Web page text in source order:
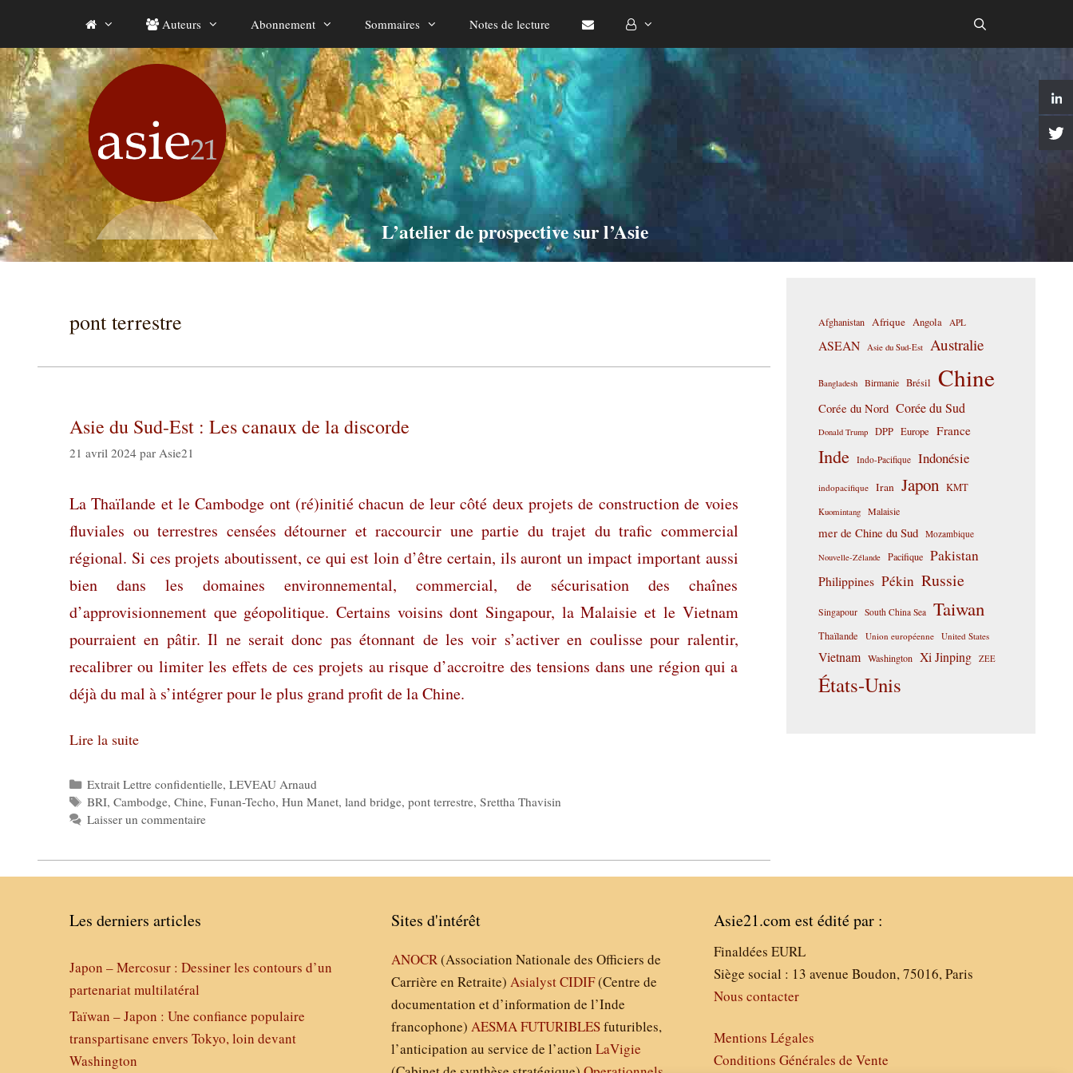
contenu
Auteurs Abonnement Sommaires Notes de lecture
L’atelier de prospective sur l’Asie
pont terrestre
Asie du Sud-Est : Les canaux de la discorde
21 avril 2024 par Asie21
La Thaïlande et le Cambodge ont (ré)initié chacun de leur côté deux projets de construction de voies
fluviales ou terrestres censées détourner et raccourcir une partie du trajet du trafic commercial
régional. Si ces projets aboutissent, ce qui est loin d’être certain, ils auront un impact important aussi
bien dans les domaines environnemental, commercial, de sécurisation des chaînes
d’approvisionnement que géopolitique. Certains voisins dont Singapour, la Malaisie et le Vietnam
pourraient en pâtir. Il ne serait donc pas étonnant de les voir s’activer en coulisse pour ralentir,
recalibrer ou limiter les effets de ces projets au risque d’accroitre des tensions dans une région qui a
déjà du mal à s’intégrer pour le plus grand profit de la Chine.
Lire la suite
Catégories
Extrait Lettre confidentielle,LEVEAU Arnaud
Étiquettes
BRI,Cambodge,Chine,Funan-Techo,Hun Manet,land bridge,pont terrestre,Srettha Thavisin
Laisser un commentaire
Afghanistan Afrique Angola APL
ASEAN Asie du Sud-Est Australie
Bangladesh Birmanie Brésil Chine
Corée du Nord Corée du Sud
Donald Trump DPP Europe France
Inde Indo-Pacifique Indonésie
indopacifique Iran Japon KMT
Kuomintang Malaisie
mer de Chine du Sud Mozambique
Nouvelle-Zélande Pacifique Pakistan
Philippines Pékin Russie
Singapour South China Sea Taiwan
Thaïlande Union européenne United States
Vietnam Washington Xi Jinping ZEE
États-Unis
Les derniers articles
Japon – Mercosur : Dessiner les contours d’un
partenariat multilatéral
Taïwan – Japon : Une confiance populaire
transpartisane envers Tokyo, loin devant
Washington
Sites d'intérêt
ANOCR(Association Nationale des Officiers de
Carrière en Retraite)AsialystCIDIF(Centre de
documentation et d’information de l’Inde
francophone)AESMAFUTURIBLESfuturibles,
l’anticipation au service de l’actionLaVigie
Asie21.com est édité par :
Finaldées EURL
Siège social : 13 avenue Boudon, 75016, Paris
Nous contacter
Mentions Légales
Conditions Générales de Vente